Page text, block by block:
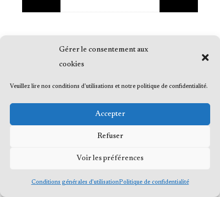
Gérer le consentement aux
cookies
Veuillez lire nos conditions d'utilisations et notre politique de confidentialité.
Accepter
Refuser
Voir les préférences
Conditions générales d’utilisationPolitique de confidentialité
réservés